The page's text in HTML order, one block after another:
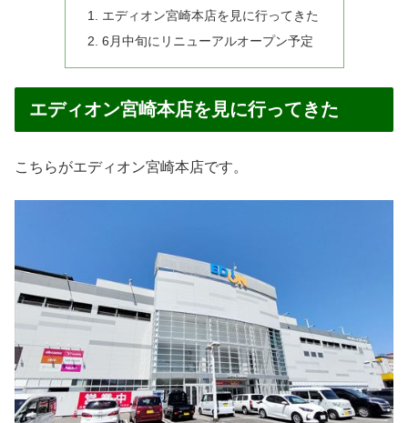
エディオン宮崎本店を見に行ってきた
6月中旬にリニューアルオープン予定
エディオン宮崎本店を見に行ってきた
こちらがエディオン宮崎本店です。